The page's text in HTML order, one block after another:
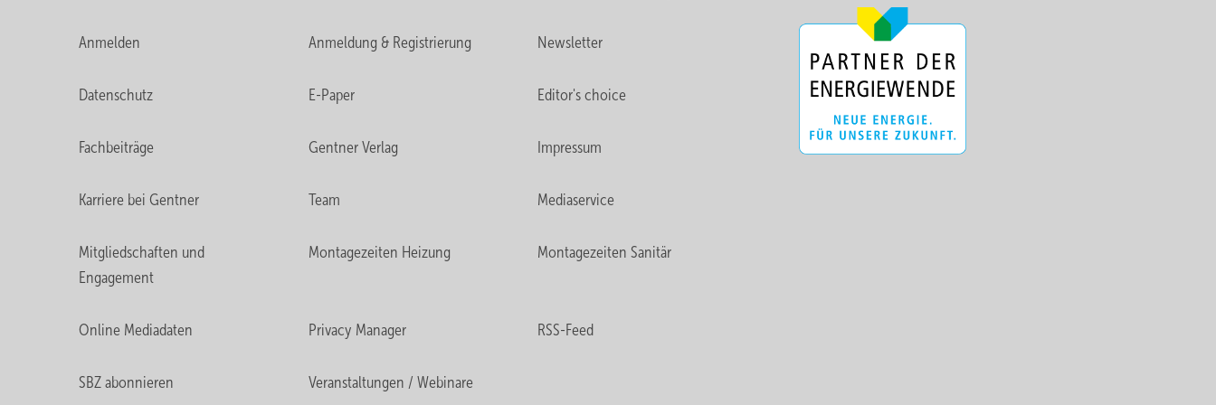
Anmelden Anmeldung & Registrierung Newsletter
Datenschutz E-Paper Editor's choice
Fachbeiträge Gentner Verlag Impressum
Karriere bei Gentner Team Mediaservice
Mitgliedschaften und
Engagement
Montagezeiten Heizung Montagezeiten Sanitär
Online Mediadaten Privacy Manager RSS-Feed
SBZ abonnieren Veranstaltungen / Webinare